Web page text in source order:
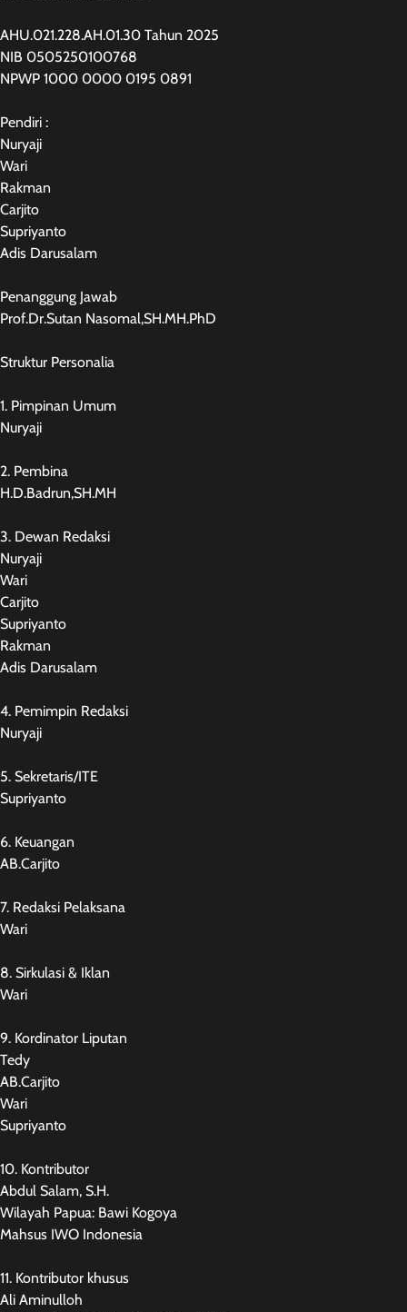
AHU.021.228.AH.01.30 Tahun 2025
NIB 0505250100768
NPWP 1000 0000 0195 0891
Pendiri :
Nuryaji
Wari
Rakman
Carjito
Supriyanto
Adis Darusalam
Penanggung Jawab
Prof.Dr.Sutan Nasomal,SH.MH.PhD
Struktur Personalia
1. Pimpinan Umum
Nuryaji
2. Pembina
H.D.Badrun,SH.MH
3. Dewan Redaksi
Nuryaji
Wari
Carjito
Supriyanto
Rakman
Adis Darusalam
4. Pemimpin Redaksi
Nuryaji
5. Sekretaris/ITE
Supriyanto
6. Keuangan
AB.Carjito
7. Redaksi Pelaksana
Wari
8. Sirkulasi & Iklan
Wari
9. Kordinator Liputan
Tedy
AB.Carjito
Wari
Supriyanto
10. Kontributor
Abdul Salam, S.H.
Wilayah Papua: Bawi Kogoya
Mahsus IWO Indonesia
11. Kontributor khusus
Ali Aminulloh